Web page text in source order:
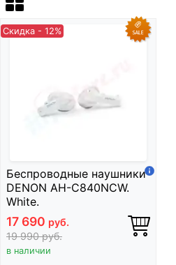
Скидка - 12%
Беспроводные наушники
DENON AH-C840NCW.
White.
17 690 руб.
19 990руб.
в наличии